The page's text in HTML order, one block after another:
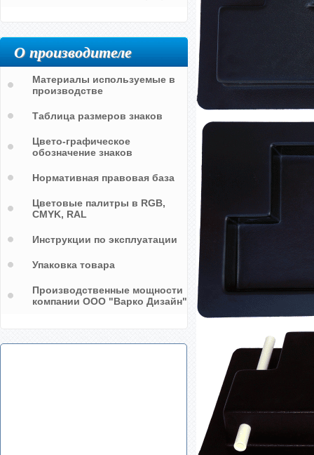
О производителе
Материалы используемые в
производстве
Таблица размеров знаков
Цвето-графическое
обозначение знаков
Нормативная правовая база
Цветовые палитры в RGB,
CMYK, RAL
Инструкции по эксплуатации
Упаковка товара
Производственные мощности
компании ООО "Варко Дизайн"